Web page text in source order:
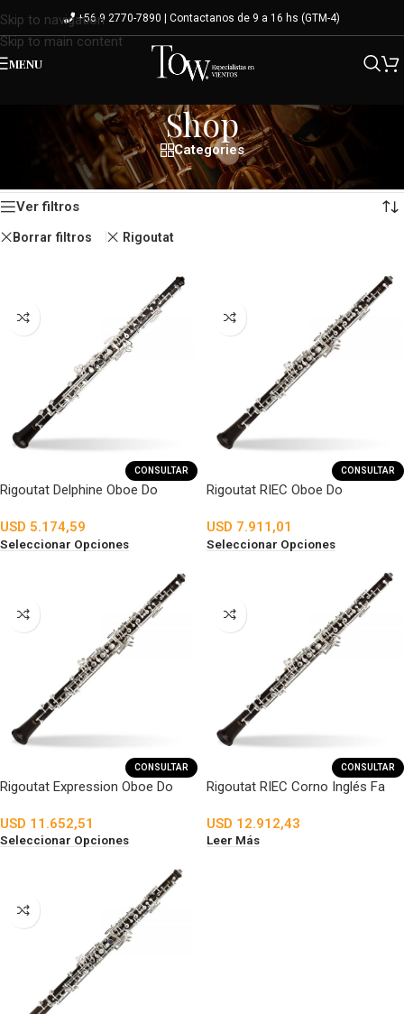
Skip to navigation
Skip to main content
+56 9 2770-7890 | Contactanos de 9 a 16 hs (GTM-4)
MENU
Shop
Categories
Mostrando los 5 resultados
Ver filtros
Borrar filtros Rigoutat
CONSULTAR
Rigoutat Delphine Oboe Do
USD 5.174,59
Seleccionar Opciones
CONSULTAR
Rigoutat RIEC Oboe Do
USD 7.911,01
Seleccionar Opciones
CONSULTAR
Rigoutat Expression Oboe Do
USD 11.652,51
Seleccionar Opciones
CONSULTAR
Rigoutat RIEC Corno Inglés Fa
USD 12.912,43
Leer Más